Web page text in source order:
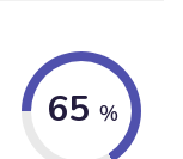
65 %